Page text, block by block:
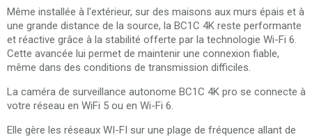
Même installée à l'extérieur, sur des maisons aux murs épais et à
une grande distance de la source, la BC1C 4K reste performante
et réactive grâce à la stabilité offerte par la technologie Wi-Fi 6.
Cette avancée lui permet de maintenir une connexion fiable,
même dans des conditions de transmission difficiles.
La caméra de surveillance autonome BC1C 4K pro se connecte à
votre réseau en WiFi 5 ou en Wi-Fi 6.
Elle gère les réseaux WI-FI sur une plage de fréquence allant de